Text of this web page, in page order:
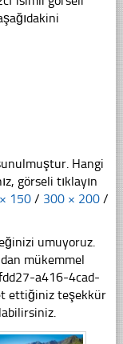
Hangi
görseli tıklayın
150 / 300 × 200 /
umuyoruz.
mükemmel
a416-4cad-
ettiğiniz teşekkür